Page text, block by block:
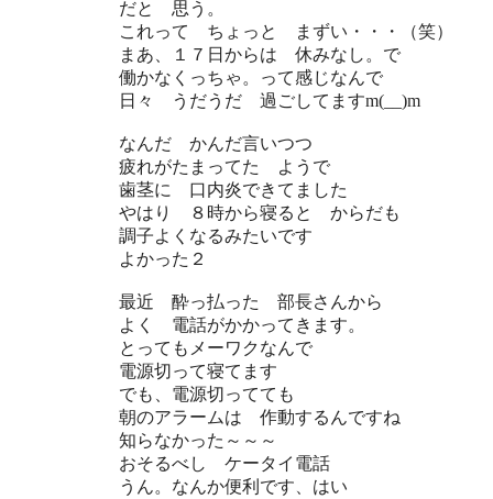
だと 思う。
これって ちょっと まずい・・・（笑）
まあ、１７日からは 休みなし。で
働かなくっちゃ。って感じなんで
日々 うだうだ 過ごしてますm(__)m
なんだ かんだ言いつつ
疲れがたまってた ようで
歯茎に 口内炎できてました
やはり ８時から寝ると からだも
調子よくなるみたいです
よかった２
最近 酔っ払った 部長さんから
よく 電話がかかってきます。
とってもメーワクなんで
電源切って寝てます
でも、電源切ってても
朝のアラームは 作動するんですね
知らなかった～～～
おそるべし ケータイ電話
うん。なんか便利です、はい